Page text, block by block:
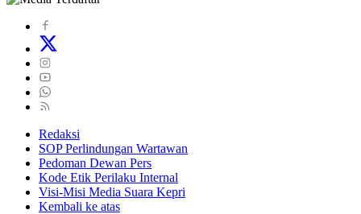
Redaksi
SOP Perlindungan Wartawan
Pedoman Dewan Pers
Kode Etik Perilaku Internal
Visi-Misi Media Suara Kepri
Kembali ke atas